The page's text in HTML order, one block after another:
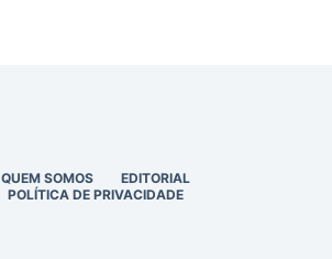
QUEM SOMOS
EDITORIAL
POLÍTICA DE PRIVACIDADE